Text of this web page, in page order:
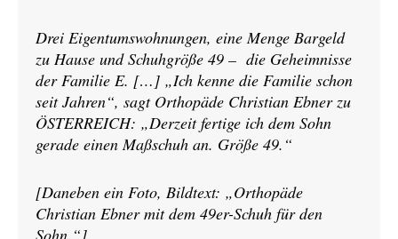
Drei Eigentumswohnungen, eine Menge Bargeld
zu Hause und Schuhgröße 49 – die Geheimnisse
der Familie E. […] „Ich kenne die Familie schon
seit Jahren“, sagt Orthopäde Christian Ebner zu
ÖSTERREICH: „Derzeit fertige ich dem Sohn
gerade einen Maßschuh an. Größe 49.“
[Daneben ein Foto, Bildtext: „Orthopäde
Christian Ebner mit dem 49er-Schuh für den